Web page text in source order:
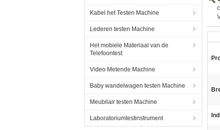
Kabel het Testen Machine
Lederen testen Machine
Het mobiele Materiaal van de
Telefoontest
Video Metende Machine
Baby wandelwagen testen Machine
Meubilair testen Machine
Laboratoriumtestinstrument